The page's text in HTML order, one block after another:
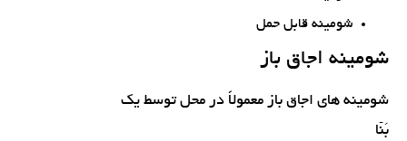
شومینه قابل حمل
شومینه اجاق باز
شومینه های اجاق باز معمولاً در محل توسط یک
بَنّا